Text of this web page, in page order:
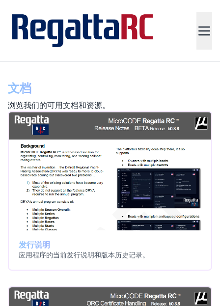
文档
浏览我们的可用文档和资源。
发行说明
应用程序的当前发行说明和版本历史记录。